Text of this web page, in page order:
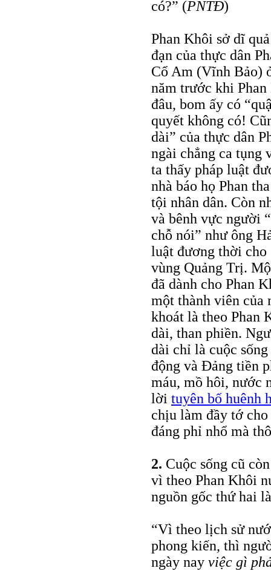
có?” (PNTĐ)
Phan Khôi sở dĩ
đạn của thực dân
Cổ Am (Vĩnh Bảo)
năm trước khi
đâu, bom ấy có
quyết không có!
dài” của thực dân
ngài chẳng ca tụng
ta thấy pháp luật
nhà báo họ Phan
tội nhân dân. Còn
và bênh vực người
chỗ nói” như ông
luật đương thời
vùng Quảng Trị.
đã dành cho Phan
một thành viên của
khoát là theo Phan
dài, than phiền.
dài chỉ là cuộc
động và Đảng tiền
máu, mồ hôi, nước
lời tuyên bố huênh
chịu làm đầy tớ
đáng phỉ nhổ mà
2. Cuộc sống cũ
vì theo Phan Khôi
nguồn gốc thứ hai
“Vì theo lịch sử
phong kiến, thì
ngày nay việc gì